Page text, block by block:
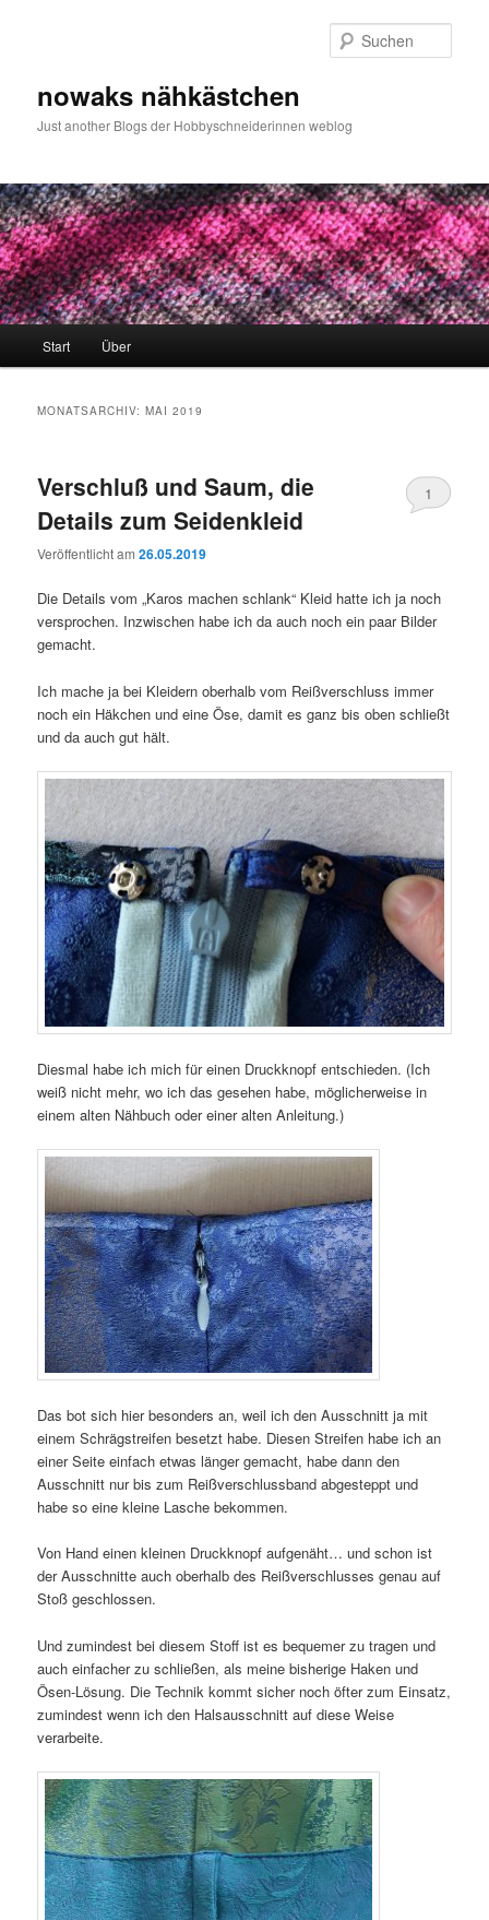
nowaks nähkästchen
Just another Blogs der Hobbyschneiderinnen weblog
Start Über
MONATSARCHIV:MAI 2019
Verschluß und Saum, die
Details zum Seidenkleid
Veröffentlicht am26.05.2019
1
Die Details vom „Karos machen schlank“ Kleid hatte ich ja noch
versprochen. Inzwischen habe ich da auch noch ein paar Bilder
gemacht.
Ich mache ja bei Kleidern oberhalb vom Reißverschluss immer
noch ein Häkchen und eine Öse, damit es ganz bis oben schließt
und da auch gut hält.
Diesmal habe ich mich für einen Druckknopf entschieden. (Ich
weiß nicht mehr, wo ich das gesehen habe, möglicherweise in
einem alten Nähbuch oder einer alten Anleitung.)
Das bot sich hier besonders an, weil ich den Ausschnitt ja mit
einem Schrägstreifen besetzt habe. Diesen Streifen habe ich an
einer Seite einfach etwas länger gemacht, habe dann den
Ausschnitt nur bis zum Reißverschlussband abgesteppt und
habe so eine kleine Lasche bekommen.
Von Hand einen kleinen Druckknopf aufgenäht… und schon ist
der Ausschnitte auch oberhalb des Reißverschlusses genau auf
Stoß geschlossen.
Und zumindest bei diesem Stoff ist es bequemer zu tragen und
auch einfacher zu schließen, als meine bisherige Haken und
Ösen-Lösung. Die Technik kommt sicher noch öfter zum Einsatz,
zumindest wenn ich den Halsausschnitt auf diese Weise
verarbeite.